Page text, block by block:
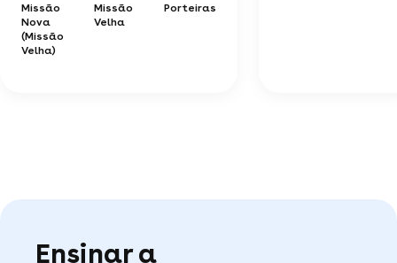
Missão
Nova
(Missão
Velha)
Missão
Velha
Porteiras
Ensinar a